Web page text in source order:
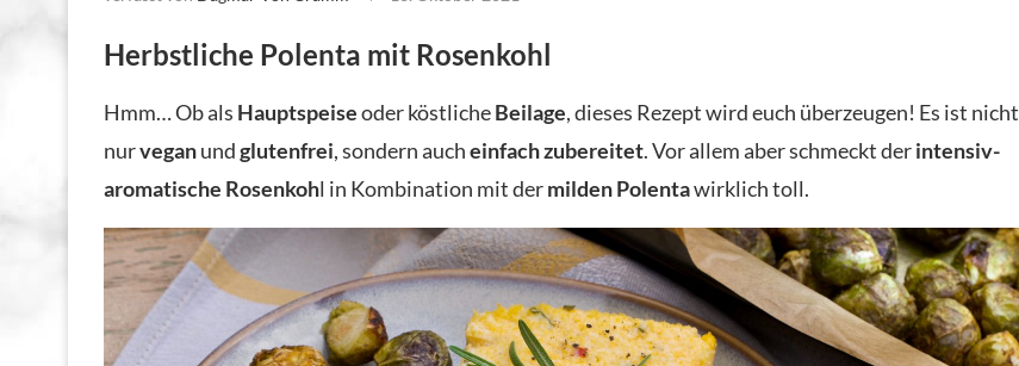
Herbstliche Polenta mit Rosenkohl
Hmm… Ob als Hauptspeiseoder köstlicheBeilage, dieses Rezept wird euch überzeugen! Es ist nicht
nurveganundglutenfrei, sondern aucheinfach zubereitet. Vor allem aber schmeckt derintensiv-
aromatische Rosenkohl in Kombination mit dermilden Polentawirklich toll.